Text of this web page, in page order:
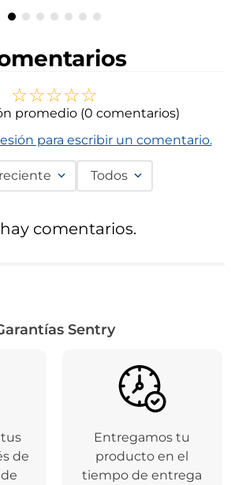
☆☆☆☆☆
promedio (0 comentarios)
para escribir un comentario.
Todos
comentarios.
Sentry
de
Entregamos tu
producto en el
tiempo de entrega